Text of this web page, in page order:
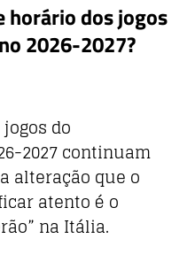
horário dos jogos
2026-2027?
do
2027 continuam
alteração que o
atento é o
na Itália.